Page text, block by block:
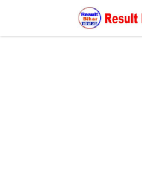
content